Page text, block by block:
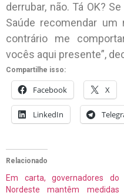
derrubar, não. Tá OK?
Saúde recomendar um
contrário me
vocês aqui presente”,
Compartilhe isso:
Facebook X
LinkedIn
Relacionado
Em carta, governadores do
Nordeste mantêm medidas